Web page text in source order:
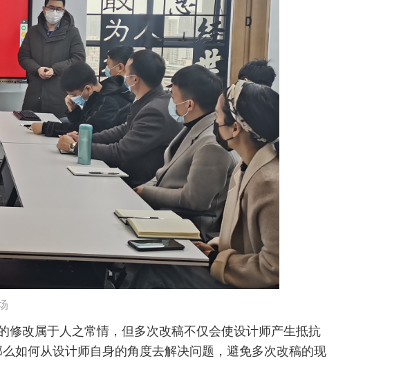
改属于人之常情，但多次改稿不仅会使设计师产生抵抗
如何从设计师自身的角度去解决问题，避免多次改稿的现